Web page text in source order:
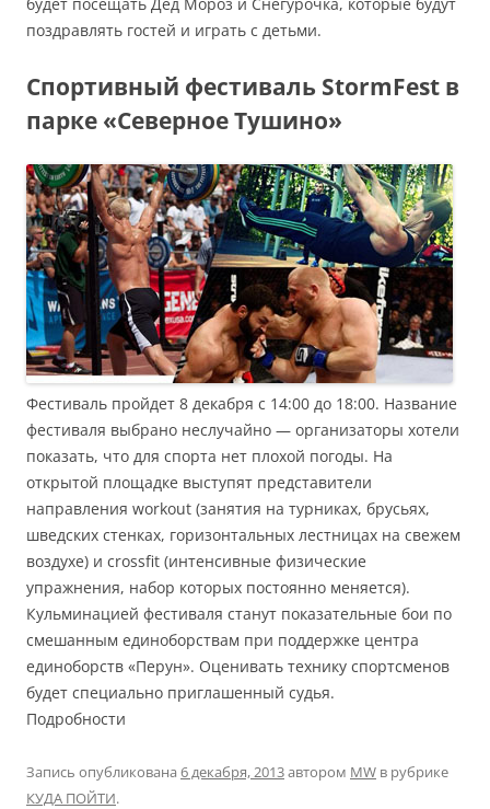
поздравлять гостей и играть с детьми.
Спортивный фестиваль StormFest в
парке «Северное Тушино»
Фестиваль пройдет 8 декабря с 14:00 до 18:00. Название
фестиваля выбрано неслучайно — организаторы хотели
показать, что для спорта нет плохой погоды. На
открытой площадке выступят представители
направления workout (занятия на турниках, брусьях,
шведских стенках, горизонтальных лестницах на свежем
воздухе) и crossfit (интенсивные физические
упражнения, набор которых постоянно меняется).
Кульминацией фестиваля станут показательные бои по
смешанным единоборствам при поддержке центра
единоборств «Перун». Оценивать технику спортсменов
будет специально приглашенный судья.
Подробности
Запись опубликована 6 декабря, 2013автором MW в рубрике
КУДА ПОЙТИ.